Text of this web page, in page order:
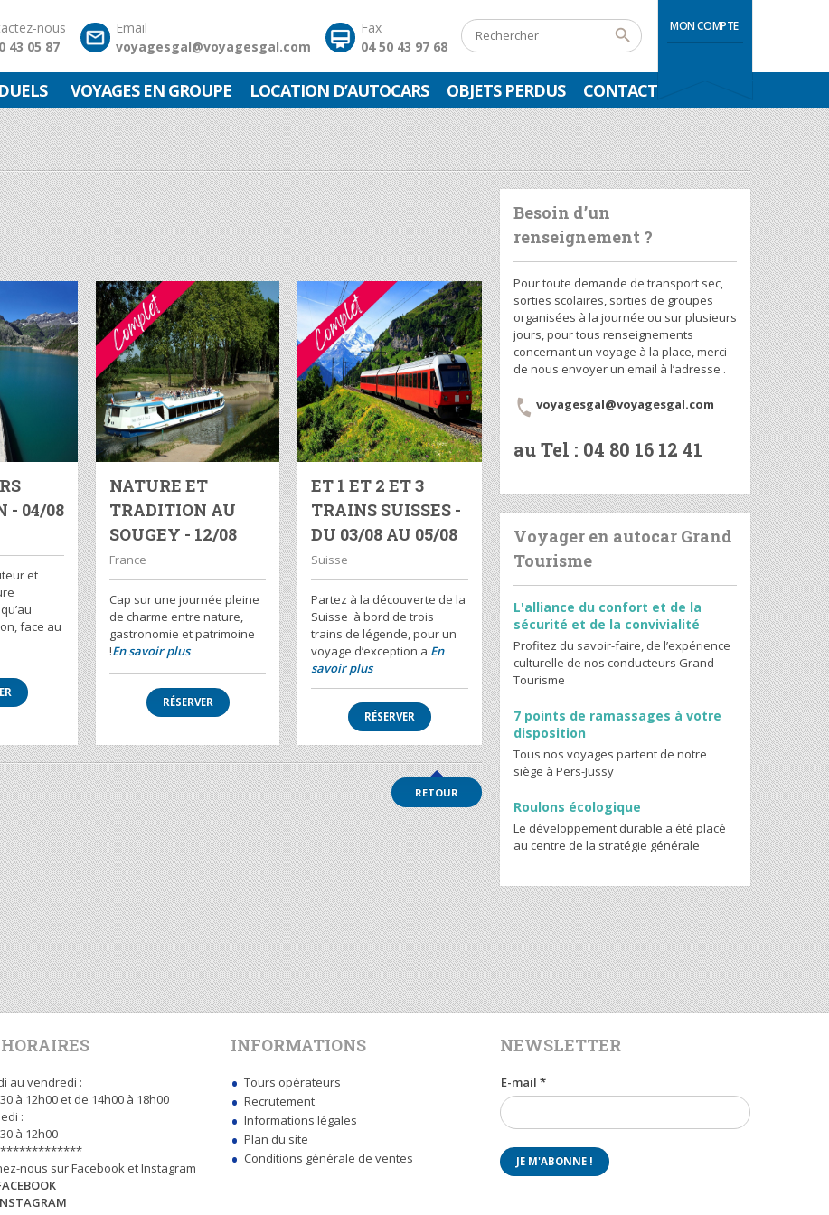
MON COMPTE
Fax
04 50 43 97 68
Email
voyagesgal@voyagesgal.com
nous
43 05 87
VOYAGES EN GROUPE LOCATION D’AUTOCARS OBJETS PERDUS CONTACT
- 04/08
et
face au
NATURE ET
TRADITION AU
SOUGEY - 12/08
France
Cap sur une journée pleine
de charme entre nature,
gastronomie et patrimoine
!En savoir plus
RÉSERVER
ET 1 ET 2 ET 3
TRAINS SUISSES -
DU 03/08 AU 05/08
Suisse
Partez à la découverte de la
Suisse à bord de trois
trains de légende, pour un
voyage d’exception a En
savoir plus
RÉSERVER
RETOUR
Besoin d’un
renseignement ?
Pour toute demande de transport sec,
sorties scolaires, sorties de groupes
organisées à la journée ou sur plusieurs
jours, pour tous renseignements
concernant un voyage à la place, merci
de nous envoyer un email à l’adresse .
voyagesgal@voyagesgal.com
au Tel : 04 80 16 12 41
Voyager en autocar Grand
Tourisme
L'alliance du confort et de la
sécurité et de la convivialité
Profitez du savoir-faire, de l’expérience
culturelle de nos conducteurs Grand
Tourisme
7 points de ramassages à votre
disposition
Tous nos voyages partent de notre
siège à Pers-Jussy
Roulons écologique
Le développement durable a été placé
au centre de la stratégie générale
au vendredi :
à 12h00 et de 14h00 à 18h00
:
à 12h00
nous sur Facebook et Instagram
INFORMATIONS
Tours opérateurs
Recrutement
Informations légales
Plan du site
Conditions générale de ventes
NEWSLETTER
E-mail *